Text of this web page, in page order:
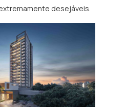
desejáveis.